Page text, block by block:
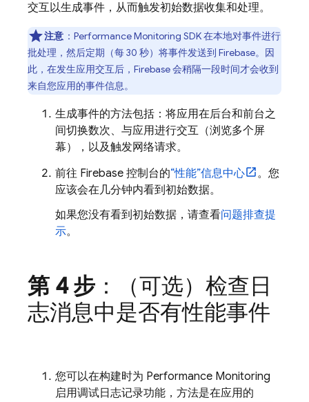
交互以生成事件，从而触发初始数据收集和处理。
注意 ： Performance Monitoring SDK 在本地对事件进行
批处理，然后定期（每 30 秒）将事件发送到 Firebase。因
此，在发生应用交互后，Firebase 会稍隔一段时间才会收到
来自您应用的事件信息。
生成事件的方法包括：将应用在后台和前台之
间切换数次、与应用进行交互（浏览多个屏
幕），以及触发网络请求。
前往 Firebase 控制台的“性能”信息中心 。 您
应该会在几分钟内看到初始数据。
如果您没有看到初始数据，请查看问题排查提
示。
第 4 步 ：（可选）检查日
志消息中是否有性能事件
您可以在构建时为 Performance Monitoring
启用调试日志记录功能，方法是在应用的